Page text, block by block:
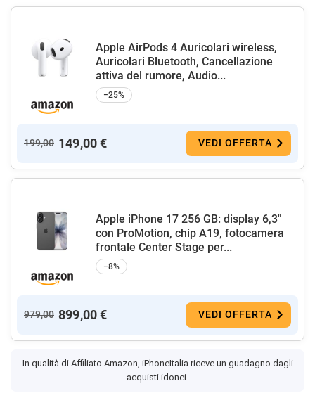
Apple AirPods 4 Auricolari wireless,
Auricolari Bluetooth, Cancellazione
attiva del rumore, Audio...
−25%
199,00 149,00 € VEDI OFFERTA
Apple iPhone 17 256 GB: display 6,3"
con ProMotion, chip A19, fotocamera
frontale Center Stage per...
−8%
979,00 899,00 € VEDI OFFERTA
In qualità di Affiliato Amazon, iPhoneItalia riceve un guadagno dagli
acquisti idonei.